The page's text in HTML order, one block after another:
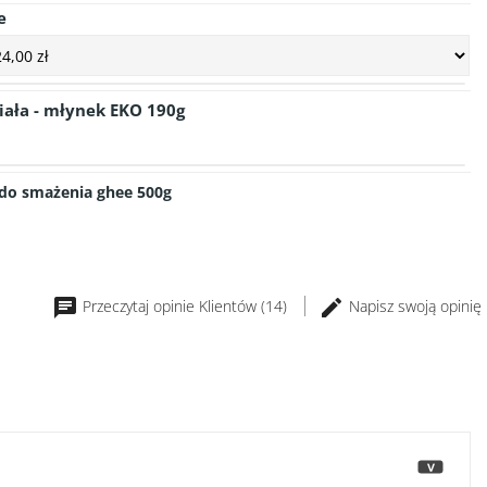
- młynek EKO 190g
smażenia ghee 500g
Przeczytaj opinie Klientów (14) Napisz swoją opinię
>